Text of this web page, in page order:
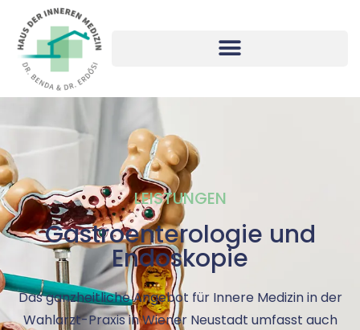
LEISTUNGEN
Gastroenterologie und
Endoskopie
Das ganzheitliche Angebot für Innere Medizin in der
Wahlarzt-Praxis in Wiener Neustadt umfasst auch